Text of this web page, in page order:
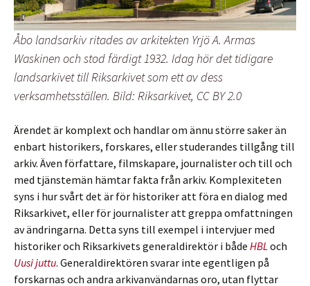
Åbo landsarkiv ritades av arkitekten Yrjö A. Armas
Waskinen och stod färdigt 1932. Idag hör det tidigare
landsarkivet till Riksarkivet som ett av dess
verksamhetsställen. Bild: Riksarkivet, CC BY 2.0
Ärendet är komplext och handlar om ännu större saker än
enbart historikers, forskares, eller studerandes tillgång till
arkiv. Även författare, filmskapare, journalister och till och
med tjänstemän hämtar fakta från arkiv. Komplexiteten
syns i hur svårt det är för historiker att föra en dialog med
Riksarkivet, eller för journalister att greppa omfattningen
av ändringarna. Detta syns till exempel i intervjuer med
historiker och Riksarkivets generaldirektör i både HBLoch
Uusi juttu. Generaldirektören svarar inte egentligen på
forskarnas och andra arkivanvändarnas oro, utan flyttar